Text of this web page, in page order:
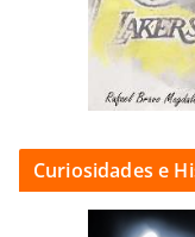
Curiosidades e